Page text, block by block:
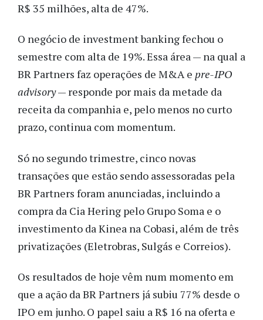
R$ 35 milhões, alta de 47%.
O negócio de investment banking fechou o
semestre com alta de 19%. Essa área — na qual a
BR Partners faz operações de M&A e pre-IPO
advisory— responde por mais da metade da
receita da companhia e, pelo menos no curto
prazo, continua com momentum.
Só no segundo trimestre, cinco novas
transações que estão sendo assessoradas pela
BR Partners foram anunciadas, incluindo a
compra da Cia Hering pelo Grupo Soma e o
investimento da Kinea na Cobasi, além de três
privatizações (Eletrobras, Sulgás e Correios).
Os resultados de hoje vêm num momento em
que a ação da BR Partners já subiu 77% desde o
IPO em junho. O papel saiu a R$ 16 na oferta e